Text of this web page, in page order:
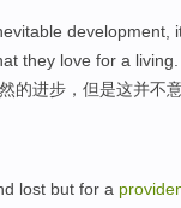
development
they love for a living
的进步 ，但是这并不
lost but for a